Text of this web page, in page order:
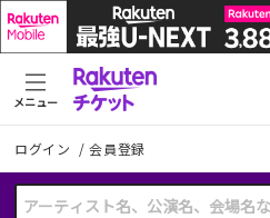
ログイン /会員登録
メニュー